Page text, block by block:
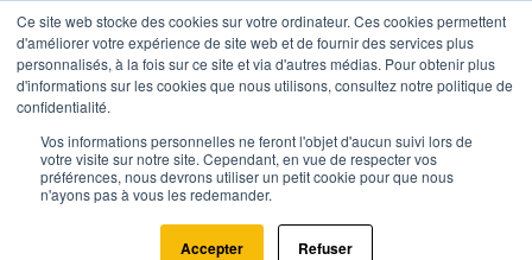
Ce site web stocke des cookies sur votre ordinateur. Ces cookies permettent
d'améliorer votre expérience de site web et de fournir des services plus
personnalisés, à la fois sur ce site et via d'autres médias. Pour obtenir plus
d'informations sur les cookies que nous utilisons, consultez notre politique de
confidentialité.
Vos informations personnelles ne feront l'objet d'aucun suivi lors de
votre visite sur notre site. Cependant, en vue de respecter vos
préférences, nous devrons utiliser un petit cookie pour que nous
n'ayons pas à vous les redemander.
Accepter Refuser
Agence.immo Prix immobilier Normandie Orne Bursard (61500)
Estimation immobilière à Bursard
: Prix m² 2026